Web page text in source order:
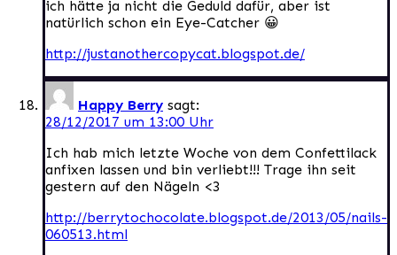
ich hätte ja nicht die Geduld dafür, aber ist
natürlich schon ein Eye-Catcher 😀
http://justanothercopycat.blogspot.de/
Happy Berry sagt:
28/12/2017 um 13:00 Uhr
Ich hab mich letzte Woche von dem Confettilack
anfixen lassen und bin verliebt!!! Trage ihn seit
gestern auf den Nägeln <3
http://berrytochocolate.blogspot.de/2013/05/nails-
060513.html